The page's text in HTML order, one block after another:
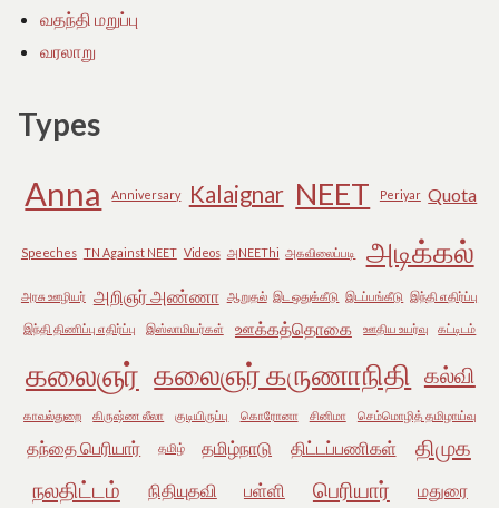
வதந்தி மறுப்பு
வரலாறு
Types
Anna Anniversary Kalaignar NEET Periyar Quota
Speeches TN Against NEET Videos அNEEThi அகவிலைப்படி அடிக்கல்
அரசு ஊழியர் அறிஞர் அண்ணா ஆறுதல் இட ஒதுக்கீடு இடப்பங்கீடு இந்தி எதிர்ப்பு
இந்தி திணிப்பு எதிர்ப்பு இஸ்லாமியர்கள் ஊக்கத்தொகை ஊதிய உயர்வு கட்டிடம்
கலைஞர் கலைஞர் கருணாநிதி கல்வி
காவல்துறை கிருஷ்ண லீலா குடியிருப்பு கொரோனா சினிமா செம்மொழித் தமிழாய்வு
தந்தை பெரியார் தமிழ் தமிழ்நாடு திட்டப்பணிகள்
திமுக
நலதிட்டம்
நிதியுதவி பள்ளி பெரியார் மதுரை